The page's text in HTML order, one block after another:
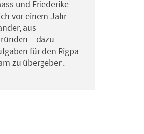
und Friederike
vor einem Jahr –
aus
– dazu
für den Rigpa
zu übergeben.